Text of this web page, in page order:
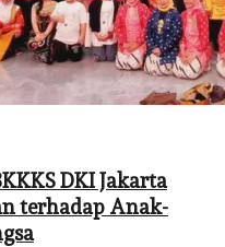
DKI Jakarta
terhadap Anak-